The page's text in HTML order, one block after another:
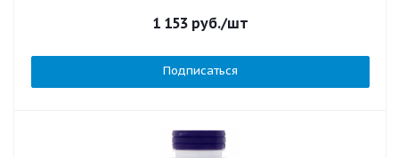
1 153 руб./шт
Подписаться